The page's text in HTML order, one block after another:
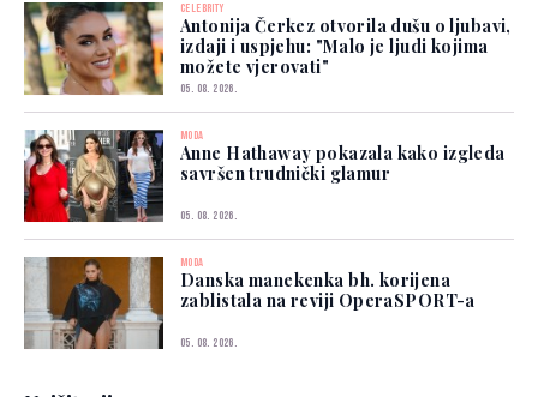
CELEBRITY
Antonija Čerkez otvorila dušu o ljubavi,
izdaji i uspjehu: "Malo je ljudi kojima
možete vjerovati"
05. 08. 2026.
MODA
Anne Hathaway pokazala kako izgleda
savršen trudnički glamur
05. 08. 2026.
MODA
Danska manekenka bh. korijena
zablistala na reviji OperaSPORT-a
05. 08. 2026.